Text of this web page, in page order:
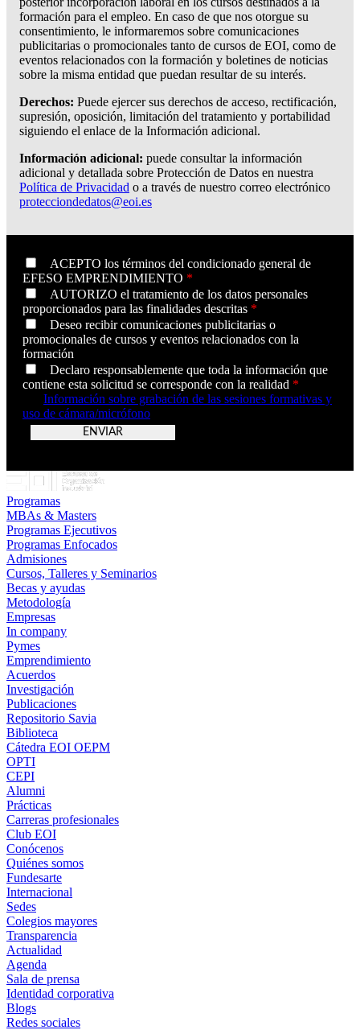
formación para el empleo. En caso de que nos otorgue su
consentimiento, le informaremos sobre comunicaciones
publicitarias o promocionales tanto de cursos de EOI, como de
eventos relacionados con la formación y boletines de noticias
sobre la misma entidad que puedan resultar de su interés.
Derechos: Puede ejercer sus derechos de acceso, rectificación,
supresión, oposición, limitación del tratamiento y portabilidad
siguiendo el enlace de la Información adicional.
Información adicional: puede consultar la información
adicional y detallada sobre Protección de Datos en nuestra
Política de Privacidad o a través de nuestro correo electrónico
protecciondedatos@eoi.es
ACEPTO los términos del condicionado general de
EFESO EMPRENDIMIENTO *
AUTORIZO el tratamiento de los datos personales
proporcionados para las finalidades descritas *
Deseo recibir comunicaciones publicitarias o
promocionales de cursos y eventos relacionados con la
formación
Declaro responsablemente que toda la información que
contiene esta solicitud se corresponde con la realidad *
Información sobre grabación de las sesiones formativas y
uso de cámara/micrófono
Programas
MBAs & Masters
Programas Ejecutivos
Programas Enfocados
Admisiones
Cursos, Talleres y Seminarios
Becas y ayudas
Metodología
Empresas
In company
Pymes
Emprendimiento
Acuerdos
Investigación
Publicaciones
Repositorio Savia
Biblioteca
Cátedra EOI OEPM
OPTI
CEPI
Alumni
Prácticas
Carreras profesionales
Club EOI
Conócenos
Quiénes somos
Fundesarte
Internacional
Sedes
Colegios mayores
Transparencia
Actualidad
Agenda
Sala de prensa
Identidad corporativa
Blogs
Redes sociales